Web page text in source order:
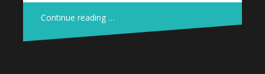
Continue reading …